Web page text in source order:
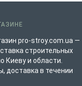
pro-stroy.com.ua —
строительных
Киеву и области.
доставка в течении